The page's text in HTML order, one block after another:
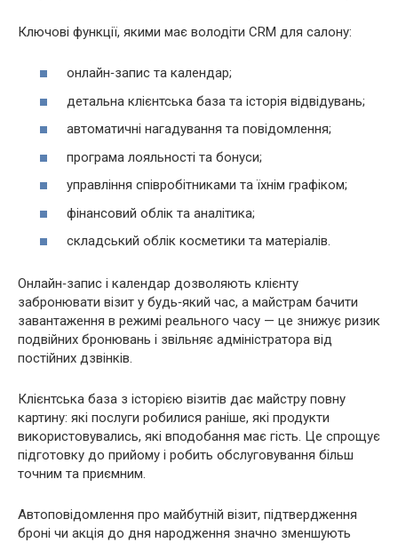
Ключові функції, якими має володіти CRM для салону:
онлайн‑запис та календар;
детальна клієнтська база та історія відвідувань;
автоматичні нагадування та повідомлення;
програма лояльності та бонуси;
управління співробітниками та їхнім графіком;
фінансовий облік та аналітика;
складський облік косметики та матеріалів.
Онлайн‑запис і календар дозволяють клієнту
забронювати візит у будь‑який час, а майстрам бачити
завантаження в режимі реального часу — це знижує ризик
подвійних бронювань і звільняє адміністратора від
постійних дзвінків.
Клієнтська база з історією візитів дає майстру повну
картину: які послуги робилися раніше, які продукти
використовувались, які вподобання має гість. Це спрощує
підготовку до прийому і робить обслуговування більш
точним та приємним.
Автоповідомлення про майбутній візит, підтвердження
броні чи акція до дня народження значно зменшують